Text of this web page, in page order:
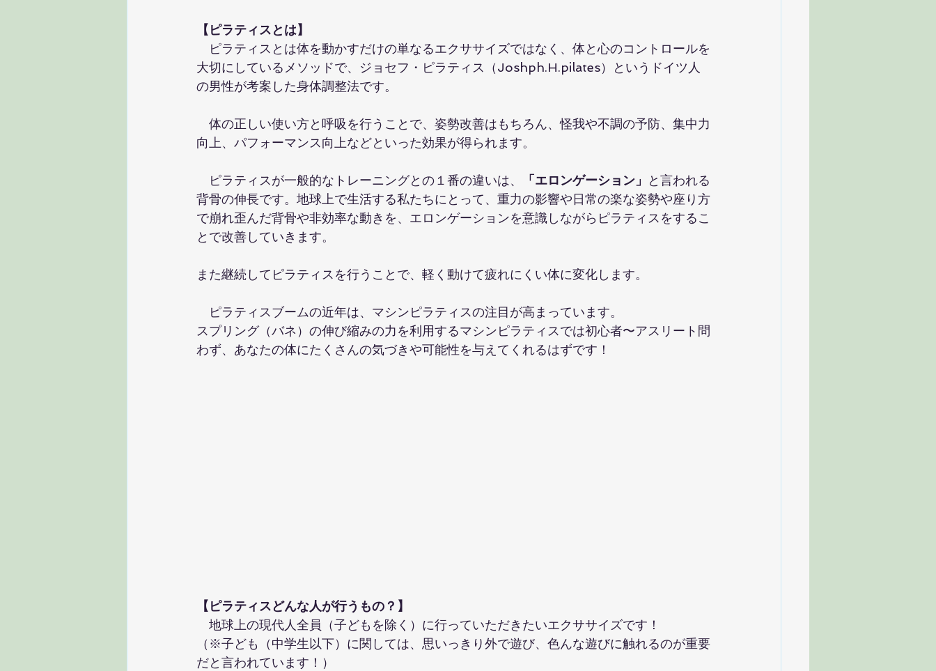
【ピラティスとは】
ピラティスとは体を動かすだけの単なるエクササイズではなく、体と心のコントロールを
大切にしているメソッドで、ジョセフ・ピラティス（Joshph.H.pilates）というドイツ人
の男性が考案した身体調整法です。
体の正しい使い方と呼吸を行うことで、姿勢改善はもちろん、怪我や不調の予防、集中力
向上、パフォーマンス向上などといった効果が得られます。
ピラティスが一般的なトレーニングとの１番の違いは、 「エロンゲーション」
と言われる
背骨の伸長です。地球上で生活する私たちにとって、重力の影響や日常の楽な姿勢や座り方
で崩れ歪んだ背骨や非効率な動きを、エロンゲーションを意識しながらピラティスをするこ
とで改善していきます。
また継続してピラティスを行うことで、軽く動けて疲れにくい体に変化します。
ピラティスブームの近年は、マシンピラティスの注目が高まっています。
スプリング（バネ）の伸び縮みの力を利用するマシンピラティスでは初心者〜アスリート問
わず、あなたの体にたくさんの気づきや可能性を与えてくれるはずです！
【ピラティスどんな人が行うもの？】
地球上の現代人全員（子どもを除く）に行っていただきたいエクササイズです！
（※子ども（中学生以下）に関しては、思いっきり外で遊び、色んな遊びに触れるのが重要
だと言われています！）